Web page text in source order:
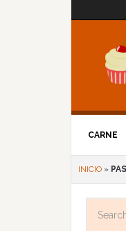
CARNE
INICIO »